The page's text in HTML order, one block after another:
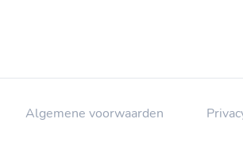
Algemene voorwaarden